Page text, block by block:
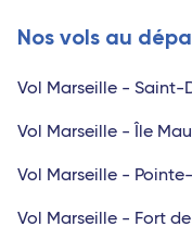
Nos vols au
Vol Marseille - Saint-
Vol Marseille - Île
Vol Marseille -
Vol Marseille - Fort